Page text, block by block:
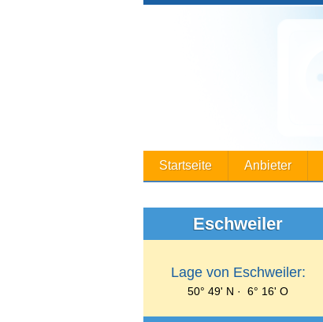
Startseite Anbieter
Eschweiler
Lage von Eschweiler:
50° 49' N · 6° 16' O